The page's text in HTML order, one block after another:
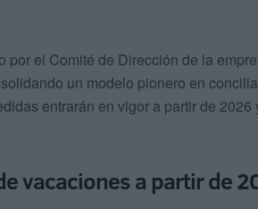
por el Comité de Dirección de la
un modelo pionero en
entrarán en vigor a partir de
vacaciones a partir de